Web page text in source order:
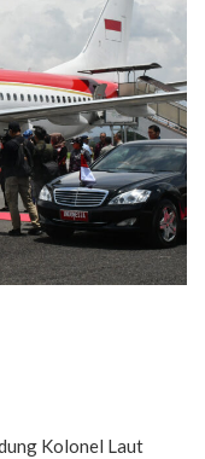
Kolonel Laut